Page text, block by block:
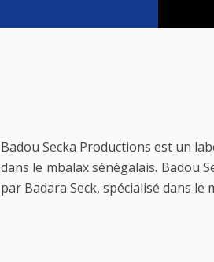
Badou Secka Productions est un
dans le mbalax sénégalais. Badou
par Badara Seck, spécialisé dans le